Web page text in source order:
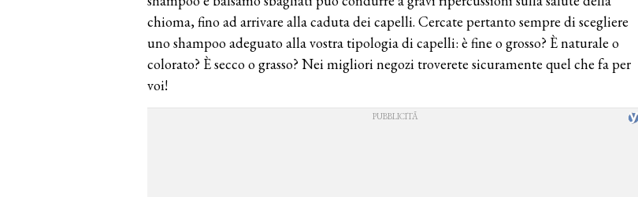
chioma, fino ad arrivare alla caduta dei capelli. Cercate pertanto sempre di scegliere
uno shampoo adeguato alla vostra tipologia di capelli: è fine o grosso? È naturale o
colorato? È secco o grasso? Nei migliori negozi troverete sicuramente quel che fa per
voi!